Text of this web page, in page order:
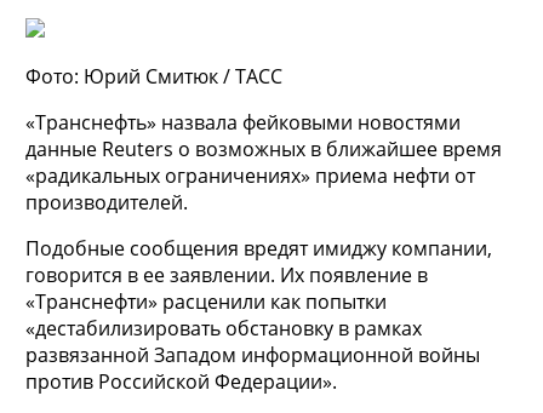
Фото: Юрий Смитюк / ТАСС
«Транснефть» назвала фейковыми новостями
данные Reuters о возможных в ближайшее время
«радикальных ограничениях» приема нефти от
производителей.
Подобные сообщения вредят имиджу компании,
говорится в ее заявлении. Их появление в
«Транснефти» расценили как попытки
«дестабилизировать обстановку в рамках
развязанной Западом информационной войны
против Российской Федерации».